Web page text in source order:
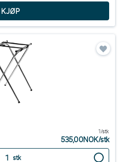
1/stk
535,00NOK/stk
stk